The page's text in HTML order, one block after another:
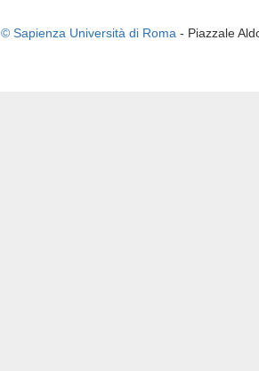
© Sapienza Università di Roma - Piazzale